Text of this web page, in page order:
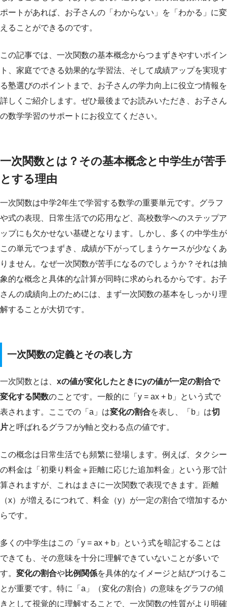
ポートがあれば、お子さんの「わからない」を「わかる」に変
えることができるのです。
この記事では、一次関数の基本概念からつまずきやすいポイン
ト、家庭でできる効果的な学習法、そして成績アップを実現す
る塾選びのポイントまで、お子さんの学力向上に役立つ情報を
詳しくご紹介します。ぜひ最後までお読みいただき、お子さん
の数学学習のサポートにお役立てください。
一次関数とは？その基本概念と中学生が苦手
とする理由
一次関数は中学2年生で学習する数学の重要単元です。グラフ
や式の表現、日常生活での応用など、高校数学へのステップア
ップにも欠かせない基礎となります。しかし、多くの中学生が
この単元でつまずき、成績が下がってしまうケースが少なくあ
りません。なぜ一次関数が苦手になるのでしょうか？それは抽
象的な概念と具体的な計算が同時に求められるからです。お子
さんの成績向上のためには、まず一次関数の基本をしっかり理
解することが大切です。
一次関数の定義とその表し方
一次関数とは、 xの値が変化したときにyの値が一定の割合で
変化する関数のことです。一般的に「y = ax + b」という式で
表されます。ここでの「a」は変化の割合を表し、「b」は切
片と呼ばれるグラフがy軸と交わる点の値です。
この概念は日常生活でも頻繁に登場します。例えば、タクシー
の料金は「初乗り料金＋距離に応じた追加料金」という形で計
算されますが、これはまさに一次関数で表現できます。距離
（x）が増えるにつれて、料金（y）が一定の割合で増加するか
らです。
多くの中学生はこの「y = ax + b」という式を暗記することは
できても、その意味を十分に理解できていないことが多いで
す。 変化の割合や比例関係を具体的なイメージと結びつけるこ
とが重要です。特に「a」（変化の割合）の意味をグラフの傾
きとして視覚的に理解することで、一次関数の性質がより明確